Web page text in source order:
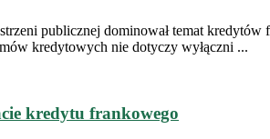
publicznej dominował temat
kredytowych nie dotyczy wyłączni ...
kredytu frankowego